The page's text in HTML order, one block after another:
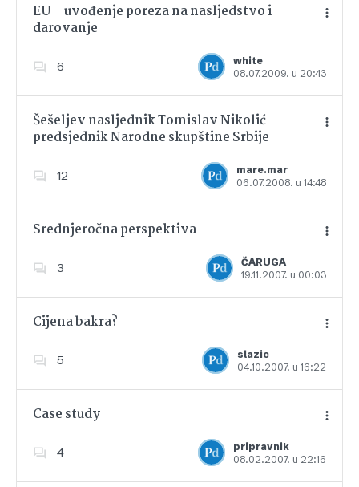
EU – uvođenje poreza na nasljedstvo i
darovanje
6
white
08.07.2009. u 20:43
Dodajte u favorite
Šešeljev nasljednik Tomislav Nikolić
predsjednik Narodne skupštine Srbije
12
mare.mar
06.07.2008. u 14:48
Dodajte u favorite
Srednjeročna perspektiva
3
ČARUGA
19.11.2007. u 00:03
Dodajte u favorite
Cijena bakra?
5
slazic
04.10.2007. u 16:22
Dodajte u favorite
Case study
4
pripravnik
08.02.2007. u 22:16
Dodajte u favorite